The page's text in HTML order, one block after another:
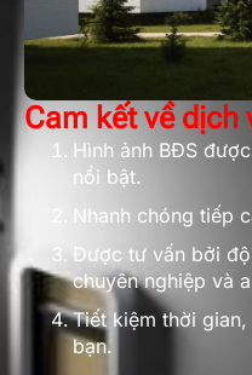
Cam kết về dịch
Hình ảnh BĐS
nổi bật.
Nhanh chóng tiếp
Được tư vấn bởi
chuyên nghiệp và
Tiết kiệm thời
bạn.